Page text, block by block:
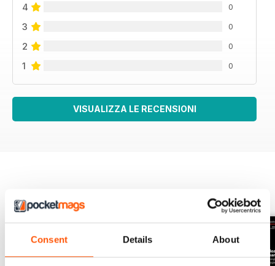
Consent Details About
4 0
3 0
2 0
1 0
VISUALIZZA LE RECENSIONI